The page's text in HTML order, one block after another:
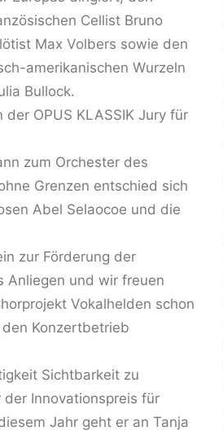
Cellist Bruno
Max Volbers sowie den
amerikanischen Wurzeln
Bullock.
OPUS KLASSIK Jury für
zum Orchester des
Grenzen entschied sich
Abel Selaocoe und die
zur Förderung der
Anliegen und wir freuen
Vokalhelden schon
Konzertbetrieb
Sichtbarkeit zu
Innovationspreis für
Jahr geht er an Tanja